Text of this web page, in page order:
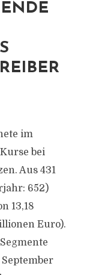
im
bei
Aus 431
652)
13,18
Euro).